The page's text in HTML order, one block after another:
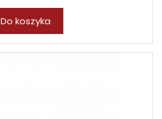
Do koszyka